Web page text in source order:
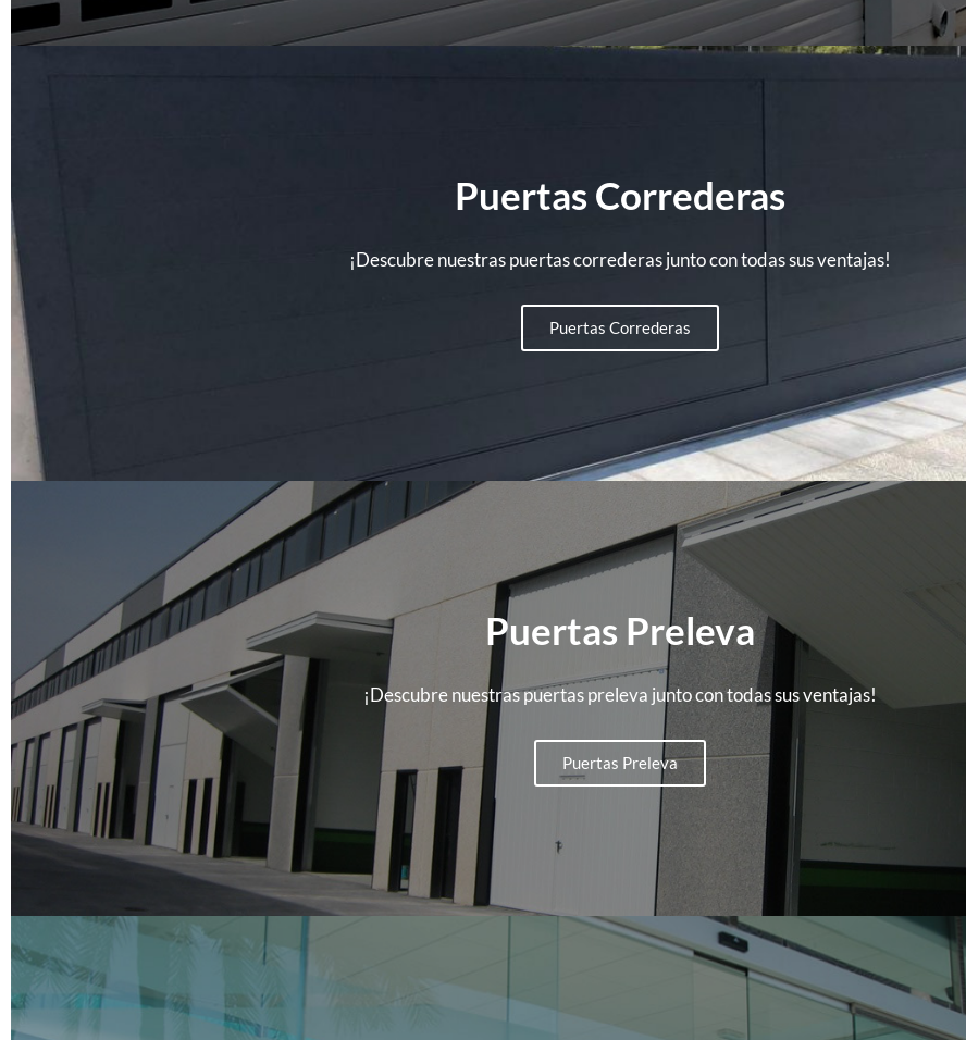
Puertas Correderas
¡Descubre nuestras puertas correderas junto con todas sus ventajas!
Puertas Correderas
Puertas Preleva
¡Descubre nuestras puertas preleva junto con todas sus ventajas!
Puertas Preleva